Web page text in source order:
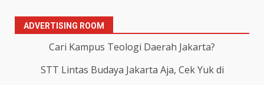
ADVERTISING ROOM
Cari Kampus Teologi Daerah Jakarta?
STT Lintas Budaya Jakarta Aja, Cek Yuk di